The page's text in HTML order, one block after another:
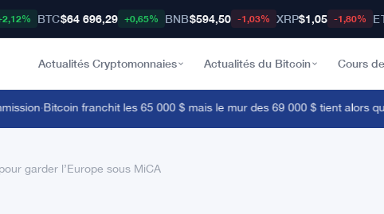
BTC$64 696,29 +0,65% BNB$594,50 -1,03% XRP$1,05 -1,80%
Actualités Cryptomonnaies Actualités du Bitcoin Cours
·Bitcoin franchit les 65 000 $ mais le mur des 69 000 $ tient alors que
garder l’Europe sous MiCA